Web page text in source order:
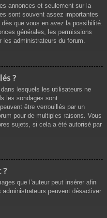
annonces et seulement sur la
sont souvent assez importantes
que vous en avez la possibilité.
générales, les permissions
administrateurs du forum.
?
lesquels les utilisateurs ne
les sondages sont
être verrouillés par un
pour de multiples raisons. Vous
sujets, si cela a été autorisé par
?
que l’auteur peut insérer afin
administrateurs peuvent désactiver